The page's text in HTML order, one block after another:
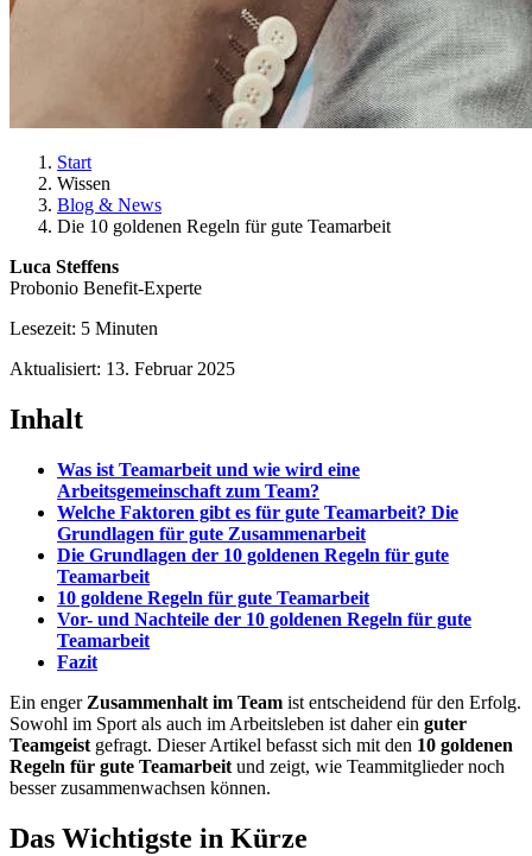
Start
Wissen
Blog & News
Die 10 goldenen Regeln für gute Teamarbeit
Luca Steffens
Probonio Benefit-Experte
Lesezeit: 5 Minuten
Aktualisiert: 13. Februar 2025
Inhalt
Was ist Teamarbeit und wie wird eine
Arbeitsgemeinschaft zum Team?
Welche Faktoren gibt es für gute Teamarbeit? Die
Grundlagen für gute Zusammenarbeit
Die Grundlagen der 10 goldenen Regeln für gute
Teamarbeit
10 goldene Regeln für gute Teamarbeit
Vor- und Nachteile der 10 goldenen Regeln für gute
Teamarbeit
Fazit
Ein enger Zusammenhalt im Team ist entscheidend für den Erfolg.
Sowohl im Sport als auch im Arbeitsleben ist daher ein guter
Teamgeist gefragt. Dieser Artikel befasst sich mit den 10 goldenen
Regeln für gute Teamarbeit und zeigt, wie Teammitglieder noch
besser zusammenwachsen können.
Das Wichtigste in Kürze